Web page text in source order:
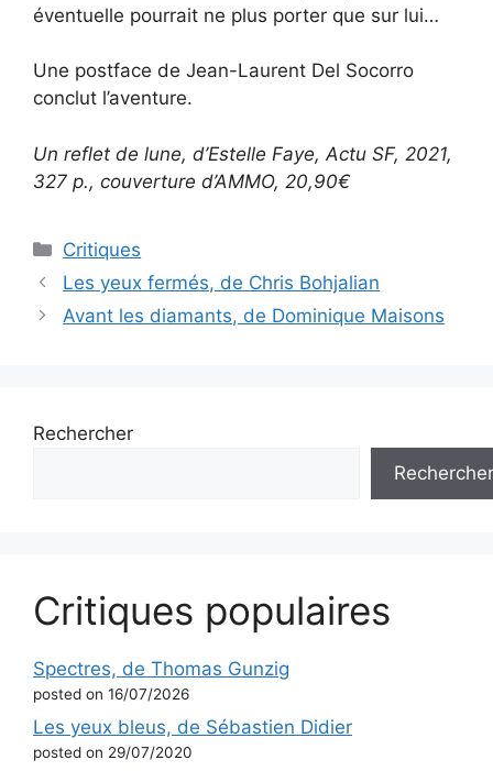
éventuelle pourrait ne plus porter que sur lui…
Une postface de Jean-Laurent Del Socorro
conclut l’aventure.
Un reflet de lune, d’Estelle Faye, Actu SF, 2021,
327 p., couverture d’AMMO, 20,90€
Critiques
Les yeux fermés, de Chris Bohjalian
Avant les diamants, de Dominique Maisons
Rechercher
Rechercher
Critiques populaires
Spectres, de Thomas Gunzig
posted on 16/07/2026
Les yeux bleus, de Sébastien Didier
posted on 29/07/2020